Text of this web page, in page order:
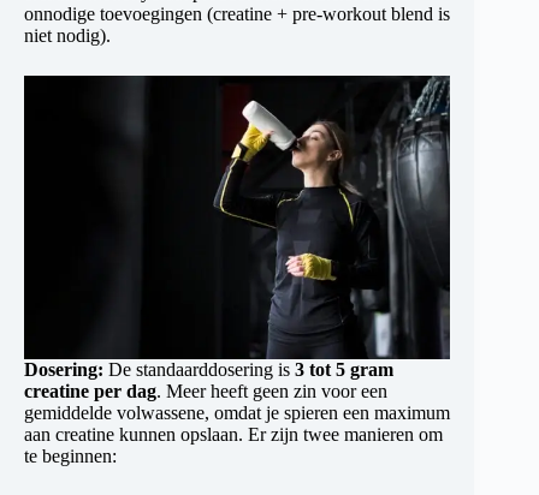
onnodige toevoegingen (creatine + pre-workout blend is
niet nodig).
Dosering: De standaarddosering is 3 tot 5 gram
creatine per dag. Meer heeft geen zin voor een
gemiddelde volwassene, omdat je spieren een maximum
aan creatine kunnen opslaan. Er zijn twee manieren om
te beginnen: